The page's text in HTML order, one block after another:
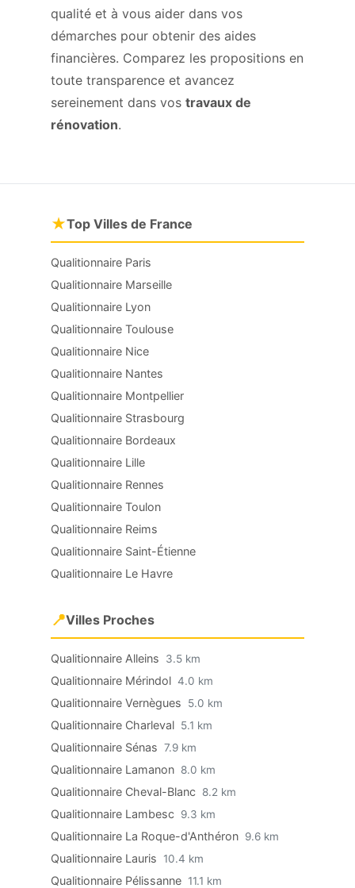
qualité et à vous aider dans vos
démarches pour obtenir des aides
financières. Comparez les propositions en
toute transparence et avancez
sereinement dans vos travaux de
rénovation.
★Top Villes de France
Qualitionnaire Paris
Qualitionnaire Marseille
Qualitionnaire Lyon
Qualitionnaire Toulouse
Qualitionnaire Nice
Qualitionnaire Nantes
Qualitionnaire Montpellier
Qualitionnaire Strasbourg
Qualitionnaire Bordeaux
Qualitionnaire Lille
Qualitionnaire Rennes
Qualitionnaire Toulon
Qualitionnaire Reims
Qualitionnaire Saint-Étienne
Qualitionnaire Le Havre
📍Villes Proches
Qualitionnaire Alleins 3.5 km
Qualitionnaire Mérindol 4.0 km
Qualitionnaire Vernègues 5.0 km
Qualitionnaire Charleval 5.1 km
Qualitionnaire Sénas 7.9 km
Qualitionnaire Lamanon 8.0 km
Qualitionnaire Cheval-Blanc 8.2 km
Qualitionnaire Lambesc 9.3 km
Qualitionnaire La Roque-d'Anthéron 9.6 km
Qualitionnaire Lauris 10.4 km
Qualitionnaire Pélissanne 11.1 km